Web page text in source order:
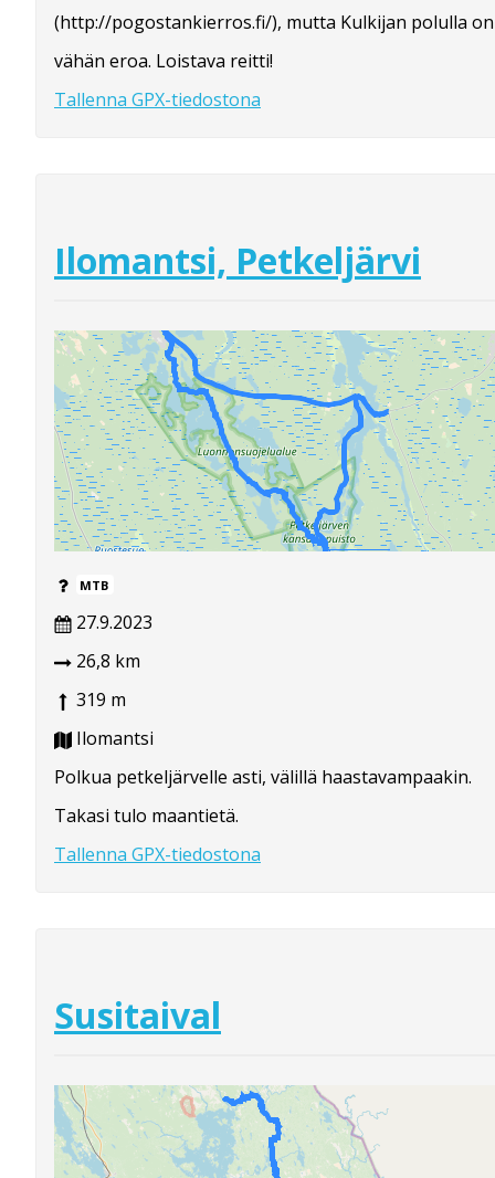
(http://pogostankierros.fi/), mutta Kulkijan polulla on
vähän eroa. Loistava reitti!
Tallenna GPX-tiedostona
Ilomantsi, Petkeljärvi
MTB
27.9.2023
26,8 km
319 m
Ilomantsi
Polkua petkeljärvelle asti, välillä haastavampaakin.
Takasi tulo maantietä.
Tallenna GPX-tiedostona
Susitaival